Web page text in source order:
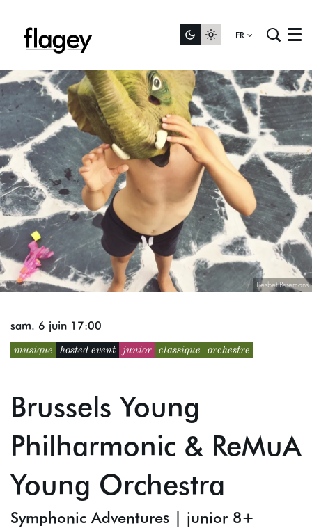
FR Menu
Liesbet Peremans
musique hosted event junior classique orchestre
Brussels Young
Philharmonic & ReMuA
Young Orchestra
Symphonic Adventures | junior 8+
sam. 6 juin 17:00